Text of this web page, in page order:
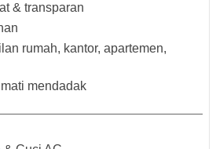
& transparan
rumah, kantor, apartemen,
mendadak